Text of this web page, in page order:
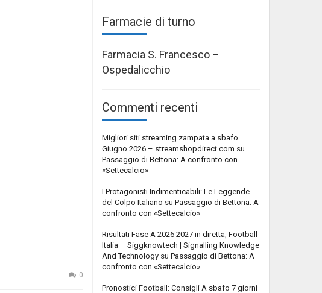
0
Farmacie di turno
Farmacia S. Francesco –
Ospedalicchio
Commenti recenti
Migliori siti streaming zampata a sbafo
Giugno 2026 – streamshopdirect.com su
Passaggio di Bettona: A confronto con
«Settecalcio»
I Protagonisti Indimenticabili: Le Leggende
del Colpo Italiano su Passaggio di Bettona: A
confronto con «Settecalcio»
Risultati Fase A 2026 2027 in diretta, Football
Italia – Siggknowtech | Signalling Knowledge
And Technology su Passaggio di Bettona: A
confronto con «Settecalcio»
Pronostici Football: Consigli A sbafo 7 giorni